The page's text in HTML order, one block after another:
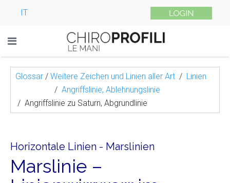
IT
Glossar / Weitere Zeichen und Linien aller Art
Linien
Angriffslinie, Ablehnungslinie
Angriffslinie zu Saturn, Abgrundlinie
Horizontale Linien - Marslinien
Marslinie –